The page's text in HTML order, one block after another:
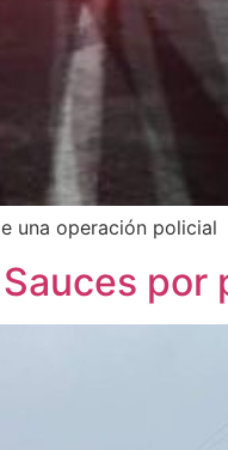
una operación policial